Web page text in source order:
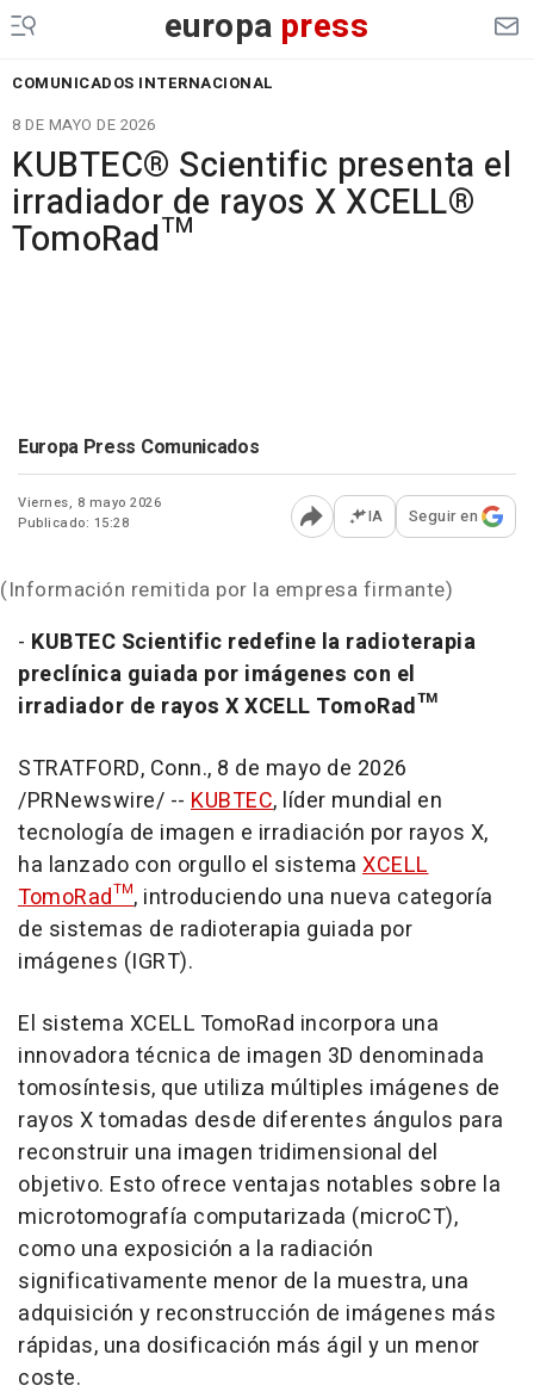
europa press
COMUNICADOS INTERNACIONAL
8 DE MAYO DE 2026
KUBTEC® Scientific presenta el
irradiador de rayos X XCELL®
TomoRad™
Europa Press Comunicados
Viernes, 8 mayo 2026
Publicado: 15:28
Abrir opciones para
IA Seguir en
(Información remitida por la empresa firmante)
- KUBTEC Scientific redefine la radioterapia
preclínica guiada por imágenes con el
irradiador de rayos X XCELL TomoRad™
STRATFORD, Conn., 8 de mayo de 2026
/PRNewswire/ -- KUBTEC, líder mundial en
tecnología de imagen e irradiación por rayos X,
ha lanzado con orgullo el sistema XCELL
TomoRad™, introduciendo una nueva categoría
de sistemas de radioterapia guiada por
imágenes (IGRT).
El sistema XCELL TomoRad incorpora una
innovadora técnica de imagen 3D denominada
tomosíntesis, que utiliza múltiples imágenes de
rayos X tomadas desde diferentes ángulos para
reconstruir una imagen tridimensional del
objetivo. Esto ofrece ventajas notables sobre la
microtomografía computarizada (microCT),
como una exposición a la radiación
significativamente menor de la muestra, una
adquisición y reconstrucción de imágenes más
rápidas, una dosificación más ágil y un menor
coste.